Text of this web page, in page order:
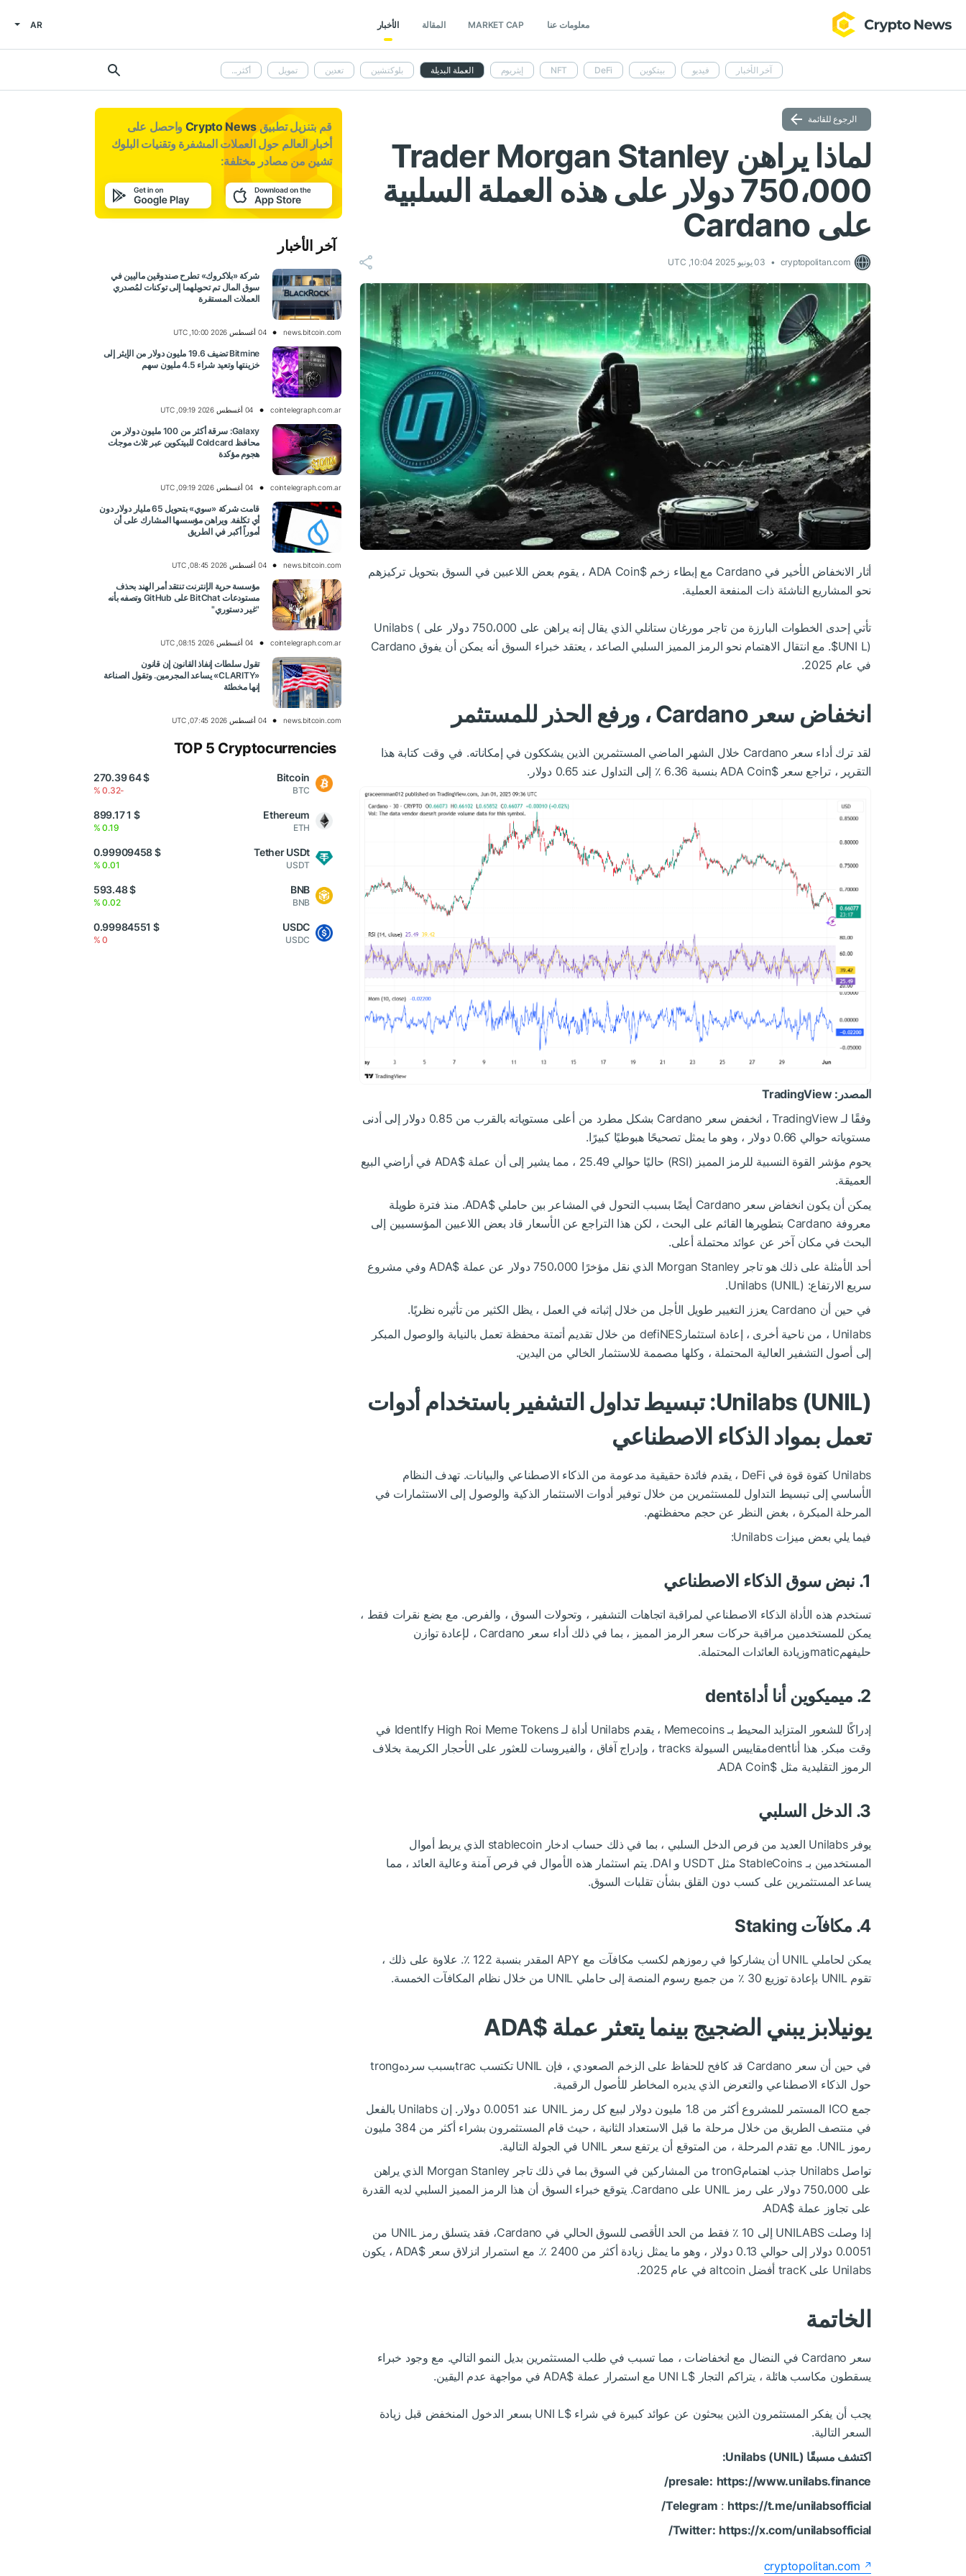
الأخبار المقالة MARKET CAP معلومات عنا AR
آخر الأخبار فيديو بيتكوين DeFi
NFT إيثريوم العملة البديلة بلوكتشين تعدين تمويل أكثر...
الرجوع للقائمة
لماذا يراهن Trader Morgan Stanley
750،000 دولار على هذه العملة السلبية
على Cardano
cryptopolitan.com 03 يونيو 2025 10:04, UTC
أثار الانخفاض الأخير في Cardano مع إبطاء زخم $ADA
Coin ، يقوم بعض اللاعبين في السوق بتحويل تركيزهم
نحو المشاريع الناشئة ذات المنفعة العملية.
تأتي إحدى الخطوات البارزة من تاجر مورغان ستانلي الذي يقال إنه يراهن على 750،000 دولار على Unilabs (
$UNI
L). مع انتقال الاهتمام نحو الرمز المميز السلبي الصاعد ، يعتقد خبراء السوق أنه يمكن أن يفوق Cardano
في عام 2025.
انخفاض سعر Cardano ، ورفع الحذر للمستثمر
لقد ترك أداء سعر Cardano خلال الشهر الماضي المستثمرين الذين يشككون في إمكاناته. في وقت كتابة هذا
التقرير ، تراجع سعر$ADACoin بنسبة 6.36 ٪ إلى التداول عند 0.65 دولار.
المصدر: TradingView
وفقًا لـ TradingView ، انخفض سعر Cardano بشكل مطرد من أعلى مستوياته بالقرب من 0.85 دولار إلى أدنى
مستوياته حوالي 0.66 دولار ، وهو ما يمثل تصحيحًا هبوطيًا كبيرًا.
يحوم مؤشر القوة النسبية للرمز المميز (RSI) حاليًا حوالي 25.49 ، مما يشير إلى أن عملة
$ADA
في أراضي البيع
العميقة.
يمكن أن يكون انخفاض سعر Cardano أيضًا بسبب التحول في المشاعر بين حاملي
$ADA
. منذ فترة طويلة
معروفة Cardano بتطويرها القائم على البحث ، لكن هذا التراجع عن الأسعار قاد بعض اللاعبين المؤسسيين إلى
البحث في مكان آخر عن عوائد محتملة أعلى.
أحد الأمثلة على ذلك هو تاجر Morgan Stanley الذي نقل مؤخرًا 750،000 دولار عن عملة
$ADA
وفي مشروع
سريع الارتفاع: Unilabs (UNIL).
في حين أن Cardano يعزز التغيير طويل الأجل من خلال إثباته في العمل ، يظل الكثير من تأثيره نظريًا.
Unilabs ، من ناحية أخرى ، إعادة استثمارdefiNES من خلال تقديم أتمتة محفظة تعمل بالنيابة والوصول المبكر
إلى أصول التشفير العالية المحتملة ، وكلها مصممة للاستثمار الخالي من اليدين.
Unilabs (UNIL): تبسيط تداول التشفير باستخدام أدوات
تعمل بمواد الذكاء الاصطناعي
Unilabs كقوة قوة في DeFi ، يقدم فائدة حقيقية مدعومة من الذكاء الاصطناعي والبيانات. تهدف النظام
الأساسي إلى تبسيط التداول للمستثمرين من خلال توفير أدوات الاستثمار الذكية والوصول إلى الاستثمارات في
المرحلة المبكرة ، بغض النظر عن حجم محفظتهم.
فيما يلي بعض ميزات Unilabs:
1. نبض سوق الذكاء الاصطناعي
تستخدم هذه الأداة الذكاء الاصطناعي لمراقبة اتجاهات التشفير ، وتحولات السوق ، والفرص. مع بضع نقرات فقط ،
يمكن للمستخدمين مراقبة حركات سعر الرمز المميز ، بما في ذلك أداء سعر Cardano ، لإعادة توازن
حليفهمmaticوزيادة العائدات المحتملة.
2. ميميكوين أنا أداةdent
إدراكًا للشعور المتزايد المحيط بـ Memecoins ، يقدم Unilabs أداة لـ IdentIfy High Roi Meme Tokens في
وقت مبكر. هذا أناdentمقاييس السيولة tracks ، وإدراج آفاق ، والفيروسات للعثور على الأحجار الكريمة بخلاف
الرموز التقليدية مثل$ADA
Coin.
3. الدخل السلبي
يوفر Unilabs العديد من فرص الدخل السلبي ، بما في ذلك حساب ادخار stablecoin الذي يربط أموال
المستخدمين بـ StableCoins مثل USDT و DAI. يتم استثمار هذه الأموال في فرص آمنة وعالية العائد ، مما
يساعد المستثمرين على كسب دون القلق بشأن تقلبات السوق.
4. مكافآت Staking
يمكن لحاملي UNIL أن يشاركوا في رموزهم لكسب مكافآت مع APY المقدر بنسبة 122 ٪. علاوة على ذلك ،
تقوم UNIL بإعادة توزيع 30 ٪ من جميع رسوم المنصة إلى حاملي UNIL من خلال نظام المكافآت الخمسة.
يونيلابز يبني الضجيج بينما يتعثر عملة $ADA
في حين أن سعر Cardano قد كافح للحفاظ على الزخم الصعودي ، فإن UNIL تكتسب tracبسبب سردهtrong
حول الذكاء الاصطناعي والتعرض الذي يديره المخاطر للأصول الرقمية.
جمع ICO المستمر للمشروع أكثر من 1.8 مليون دولار لبيع كل رمز UNIL عند 0.0051 دولار. إن Unilabs بالفعل
في منتصف الطريق من خلال مرحلة ما قبل الاستعداد الثانية ، حيث قام المستثمرون بشراء أكثر من 384 مليون
رموز UNIL. مع تقدم المرحلة ، من المتوقع أن يرتفع سعر UNIL في الجولة التالية.
تواصل Unilabs جذب اهتمامtronG من المشاركين في السوق بما في ذلك تاجر Morgan Stanley الذي يراهن
على 750،000 دولار على رمز UNIL على Cardano. يتوقع خبراء السوق أن هذا الرمز المميز السلبي لديه القدرة
على تجاوز عملة $ADA
.
إذا وصلت UNILABS إلى 10 ٪ فقط من الحد الأقصى للسوق الحالي في Cardano، فقد يتسلق رمز UNIL من
0.0051 دولار إلى حوالي 0.13 دولار ، وهو ما يمثل زيادة أكثر من 2400 ٪. مع استمرار انزلاق سعر
$ADA
، يكون
Unilabs على tracK أفضل altcoin في عام 2025.
الخاتمة
سعر Cardano في النضال مع انخفاضات ، مما تسبب في طلب المستثمرين بديل النمو التالي. مع وجود خبراء
يسقطون مكاسب هائلة ، يتراكم التجار$UNIL مع استمرار عملة $ADA في مواجهة عدم اليقين.
يجب أن يفكر المستثمرون الذين يبحثون عن عوائد كبيرة في شراء$UNI
L بسعر الدخول المنخفض قبل زيادة
السعر التالية.
اكتشف مسبقًا Unilabs (UNIL):
presale: https://www.unilabs.finance/
Telegram : https://t.me/unilabsofficial/
Twitter: https://x.com/unilabsofficial/
cryptopolitan.com
قم بتنزيل تطبيق Crypto News واحصل على
أخبار العالم حول العملات المشفرة وتقنيات البلوك
تشين من مصادر مختلفة:
آخر الأخبار
شركة «بلاكروك» تطرح صندوقين ماليين في
سوق المال تم تحويلهما إلى توكنات لمُصدري
العملات المستقرة
news.bitcoin.com 04 أغسطس 2026 10:00, UTC
Bitmine تضيف 19.6 مليون دولار من الإيثر إلى
خزينتها وتعيد شراء 4.5 مليون سهم
cointelegraph.com.ar 04 أغسطس 2026 09:19, UTC
Galaxy: سرقة أكثر من 100 مليون دولار من
محافظ Coldcard للبيتكوين عبر ثلاث موجات
هجوم مؤكدة
cointelegraph.com.ar 04 أغسطس 2026 09:19, UTC
قامت شركة «سوي» بتحويل 65 مليار دولار دون
أي تكلفة. ويراهن مؤسسها المشارك على أن
أموراً أكبر في الطريق
news.bitcoin.com 04 أغسطس 2026 08:45, UTC
مؤسسة حرية الإنترنت تنتقد أمر الهند بحذف
مستودعات BitChat على GitHub وتصفه بأنه
"غير دستوري"
cointelegraph.com.ar 04 أغسطس 2026 08:15, UTC
تقول سلطات إنفاذ القانون إن قانون
«CLARITY» يساعد المجرمين. وتقول الصناعة
إنها مخطئة
news.bitcoin.com 04 أغسطس 2026 07:45, UTC
TOP 5 Cryptocurrencies
Bitcoin
BTC
$ 64 270.39
-0.32 %
Ethereum
ETH
$ 1 899.17
0.19 %
Tether USDt
USDT
$ 0.99909458
0.01 %
BNB
BNB
$ 593.48
0.02 %
USDC
USDC
$ 0.99984551
0 %